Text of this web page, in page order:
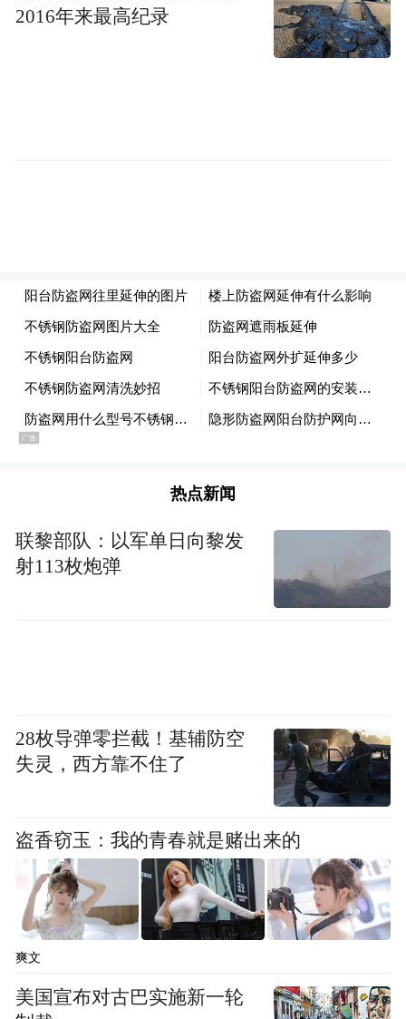
2016年来最高纪录
热点新闻
联黎部队：以军单日向黎发
射113枚炮弹
28枚导弹零拦截！基辅防空
失灵，西方靠不住了
盗香窃玉：我的青春就是赌出来的
爽文
美国宣布对古巴实施新一轮